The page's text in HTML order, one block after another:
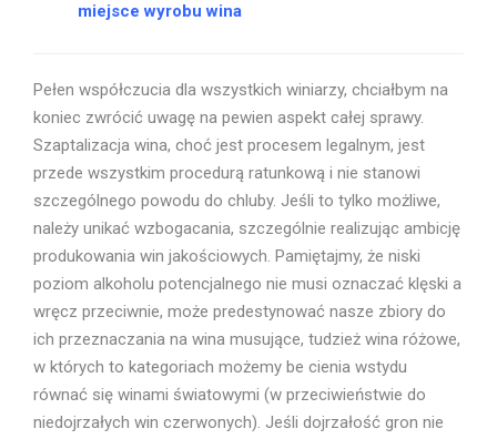
miejsce wyrobu wina
Pełen współczucia dla wszystkich winiarzy, chciałbym na
koniec zwrócić uwagę na pewien aspekt całej sprawy.
Szaptalizacja wina, choć jest procesem legalnym, jest
przede wszystkim procedurą ratunkową i nie stanowi
szczególnego powodu do chluby. Jeśli to tylko możliwe,
należy unikać wzbogacania, szczególnie realizując ambicję
produkowania win jakościowych. Pamiętajmy, że niski
poziom alkoholu potencjalnego nie musi oznaczać klęski a
wręcz przeciwnie, może predestynować nasze zbiory do
ich przeznaczania na wina musujące, tudzież wina różowe,
w których to kategoriach możemy be cienia wstydu
równać się winami światowymi (w przeciwieństwie do
niedojrzałych win czerwonych). Jeśli dojrzałość gron nie